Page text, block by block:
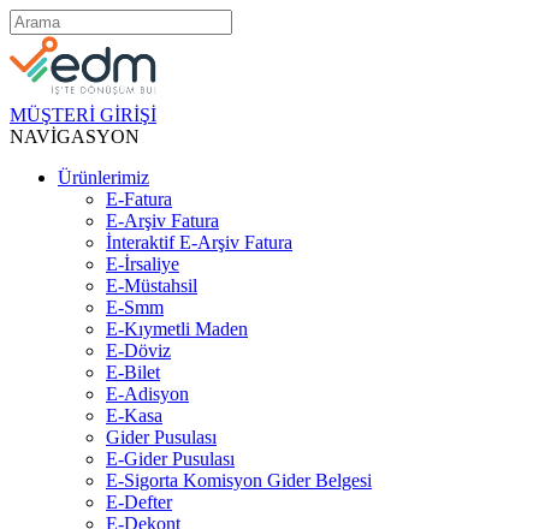
MÜŞTERİ GİRİŞİ
NAVİGASYON
Ürünlerimiz
E-Fatura
E-Arşiv Fatura
İnteraktif E-Arşiv Fatura
E-İrsaliye
E-Müstahsil
E-Smm
E-Kıymetli Maden
E-Döviz
E-Bilet
E-Adisyon
E-Kasa
Gider Pusulası
E-Gider Pusulası
E-Sigorta Komisyon Gider Belgesi
E-Defter
E-Dekont